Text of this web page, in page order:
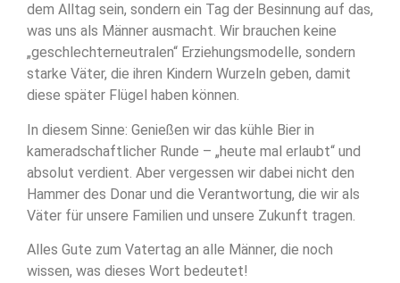
dem Alltag sein, sondern ein Tag der Besinnung auf das,
was uns als Männer ausmacht. Wir brauchen keine
„geschlechterneutralen“ Erziehungsmodelle, sondern
starke Väter, die ihren Kindern Wurzeln geben, damit
diese später Flügel haben können.
In diesem Sinne: Genießen wir das kühle Bier in
kameradschaftlicher Runde – „heute mal erlaubt“ und
absolut verdient. Aber vergessen wir dabei nicht den
Hammer des Donar und die Verantwortung, die wir als
Väter für unsere Familien und unsere Zukunft tragen.
Alles Gute zum Vatertag an alle Männer, die noch
wissen, was dieses Wort bedeutet!